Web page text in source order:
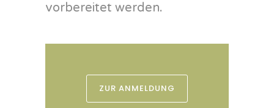
vorbereitet werden.
ZUR ANMELDUNG